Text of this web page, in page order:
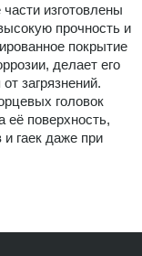
изготовлены
прочность и
покрытие
делает его
загрязнений.
головок
её поверхность,
гаек даже при